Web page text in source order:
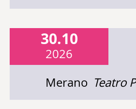
30.10
2026
Merano Teatro